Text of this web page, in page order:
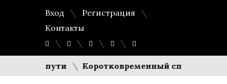
Вход
Регистрация
Контакты
Коротковременный спад генерации: